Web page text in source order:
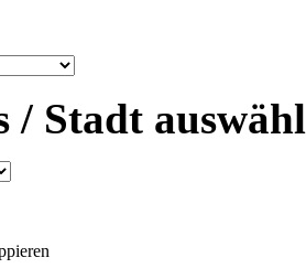
/ Stadt